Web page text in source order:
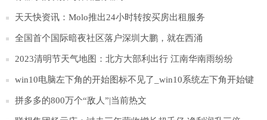
天天快资讯：Molo推出24小时转按买房出租服务
全国首个国际暗夜社区落户深圳大鹏，就在西涌
2023清明节天气地图：北方大部利出行 江南华南雨纷纷
win10电脑左下角的开始图标不见了_win10系统左下角开始键
不见|环球微头条
拼多多的800万个“敌人”|当前热文